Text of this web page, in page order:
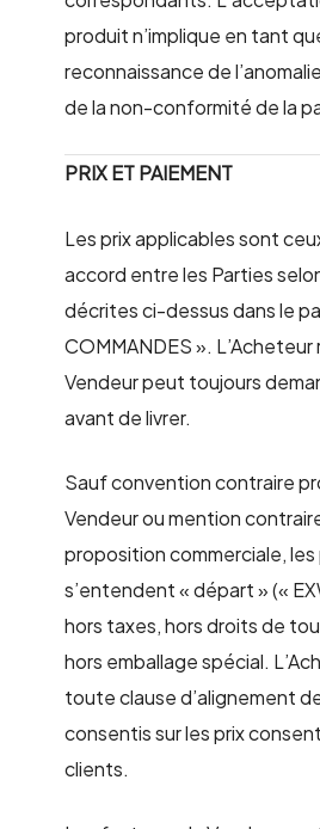
produit n’implique en tant
reconnaissance de
de la non-conformité de la
PRIX ET PAIEMENT
Les prix applicables sont
accord entre les Parties
décrites ci-dessus dans le
COMMANDES ».
Vendeur peut toujours
avant de livrer.
Sauf convention contraire
Vendeur ou mention
proposition commerciale,
s’entendent « départ » («
hors taxes, hors droits de
hors emballage spécial.
toute clause d’alignement
consentis sur les prix
clients.